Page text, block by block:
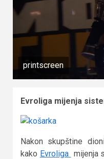
printscreen
Evroliga mijenja
Nakon skupštine
kako Evroliga mijenja